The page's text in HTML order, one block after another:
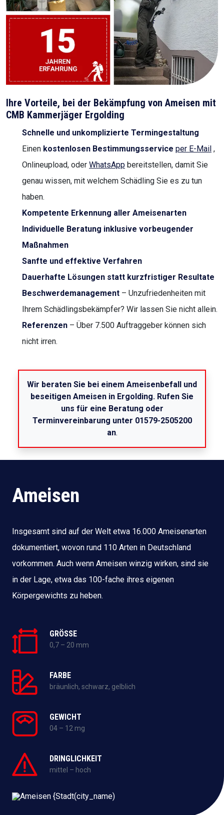
Ihre Vorteile, bei der Bekämpfung von Ameisen mit
CMB Kammerjäger Ergolding
Schnelle und unkomplizierte Termingestaltung
Einen kostenlosen Bestimmungsservice per E-Mail ,
Onlineupload, oder WhatsApp bereitstellen, damit Sie
genau wissen, mit welchem Schädling Sie es zu tun
haben.
Kompetente Erkennung aller Ameisenarten
Individuelle Beratung inklusive vorbeugender
Maßnahmen
Sanfte und effektive Verfahren
Dauerhafte Lösungen statt kurzfristiger Resultate
Beschwerdemanagement – Unzufriedenheiten mit
Ihrem Schädlingsbekämpfer? Wir lassen Sie nicht allein.
Referenzen – Über 7.500 Auftraggeber können sich
nicht irren.
Wir beraten Sie bei einem Ameisenbefall und
beseitigen Ameisen in Ergolding. Rufen Sie
uns für eine Beratung oder
Terminvereinbarung unter 01579-2505200
an.
Ameisen
Insgesamt sind auf der Welt etwa 16.000 Ameisenarten
dokumentiert, wovon rund 110 Arten in Deutschland
vorkommen. Auch wenn Ameisen winzig wirken, sind sie
in der Lage, etwa das 100-fache ihres eigenen
Körpergewichts zu heben.
GRÖSSE
0,7 – 20 mm
FARBE
bräunlich, schwarz, gelblich
GEWICHT
04 – 12 mg
DRINGLICHKEIT
mittel – hoch